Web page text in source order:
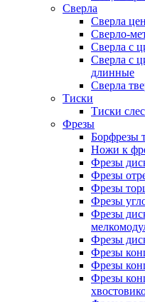
Сверла
Сверла
Сверло-
Сверла с
Сверла с
длинные
Сверла
Тиски
Тиски
Фрезы
Борфрезы
Ножи к
Фрезы
Фрезы
Фрезы
Фрезы
Фрезы
Фрезы
Фрезы
Фрезы
Фрезы